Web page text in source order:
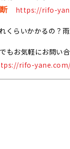
https://rifo-
くらいかかるの？
お気軽にお問い合
rifo-